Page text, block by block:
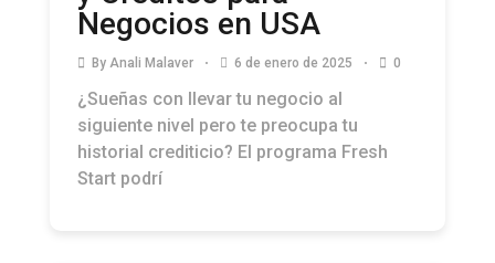
Negocios en USA
By Anali Malaver 6 de enero de 2025 0
¿Sueñas con llevar tu negocio al
siguiente nivel pero te preocupa tu
historial crediticio? El programa Fresh
Start podrí